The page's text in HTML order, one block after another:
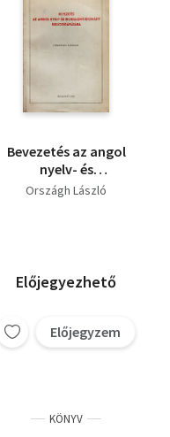
Bevezetés az angol
nyelv- és
irodalomtudomány
Országh László
Előjegyezhető
Előjegyzem
KÖNYV